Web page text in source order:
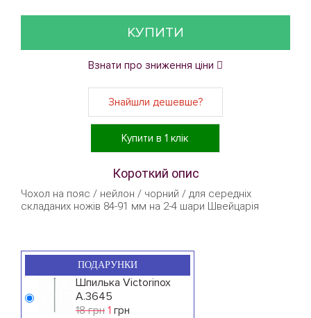
КУПИТИ
Взнати про зниження ціни
Знайшли дешевше?
Купити в 1 клік
Короткий опис
Чохол на пояс / нейлон / чорний / для середніх
складаних ножів 84-91 мм на 2-4 шари Швейцарія
ПОДАРУНКИ
Шпилька Victorinox
A.3645
18 грн 1 грн